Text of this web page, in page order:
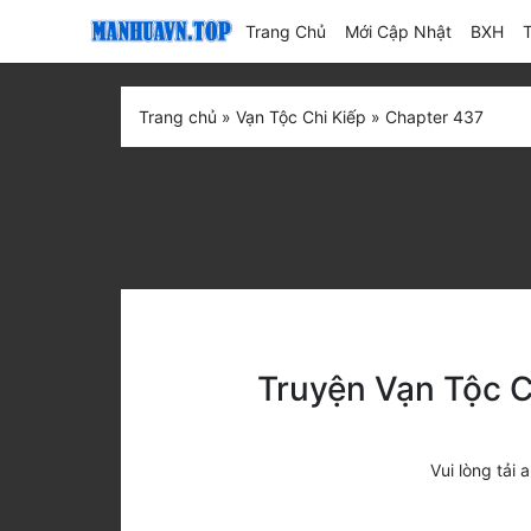
Trang Chủ Mới Cập Nhật(current)
BXH
Trang chủ » Vạn Tộc Chi Kiếp » Chapter 437
Truyện Vạn Tộc
Vui lòng tải